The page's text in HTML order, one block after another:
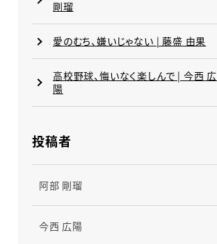
剛瑠
愛のむち、嫌いじゃない | 藤盛 由果
高校野球、悔いなく楽しんで | 今西 広
陽
投稿者
阿部 剛瑠
今西 広陽